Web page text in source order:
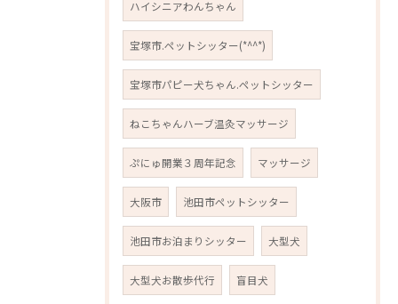
ハイシニアわんちゃん
宝塚市.ペットシッター(*^^*)
宝塚市パピー犬ちゃん.ペットシッター
ねこちゃんハーブ温灸マッサージ
ぷにゅ開業３周年記念 マッサージ
大阪市 池田市ペットシッター
池田市お泊まりシッター 大型犬
大型犬お散歩代行 盲目犬